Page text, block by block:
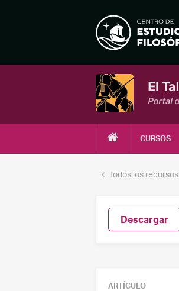
CURSOS
Todos los recursos
Descargar
ARTÍCULO